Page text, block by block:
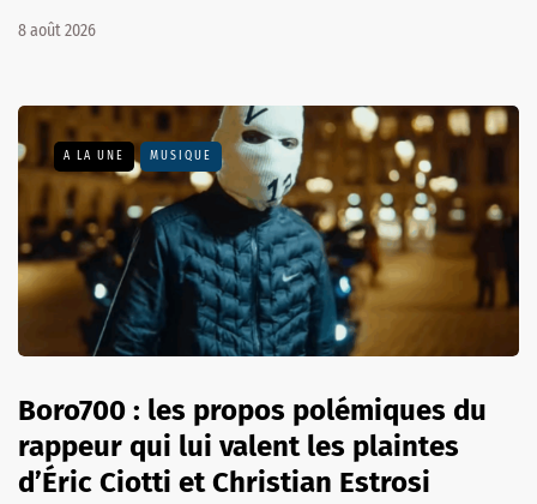
8 août 2026
A LA UNE MUSIQUE
Boro700 : les propos polémiques du
rappeur qui lui valent les plaintes
d’Éric Ciotti et Christian Estrosi